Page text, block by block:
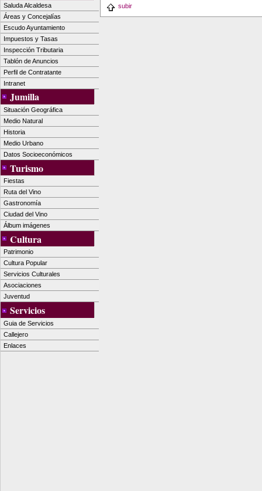
Saluda Alcaldesa
Áreas y Concejalías
Escudo Ayuntamiento
Impuestos y Tasas
Inspección Tributaria
Tablón de Anuncios
Perfil de Contratante
Intranet
Jumilla
Situación Geográfica
Medio Natural
Historia
Medio Urbano
Datos Socioeconómicos
Turismo
Fiestas
Ruta del Vino
Gastronomía
Ciudad del Vino
Álbum imágenes
Cultura
Patrimonio
Cultura Popular
Servicios Culturales
Asociaciones
Juventud
Servicios
Guia de Servicios
Callejero
Enlaces
subir